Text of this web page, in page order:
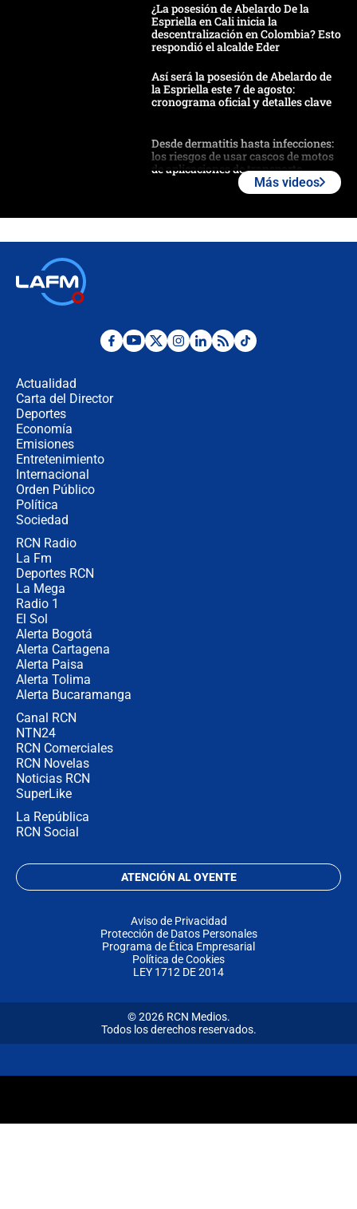
¿La posesión de Abelardo De la
Espriella en Cali inicia la
descentralización en Colombia? Esto
respondió el alcalde Eder
Así será la posesión de Abelardo de
la Espriella este 7 de agosto:
cronograma oficial y detalles clave
Desde dermatitis hasta infecciones:
los riesgos de usar cascos de motos
de aplicaciones de transporte
Posesión de Abelardo De La Espriella
Más videos
Actualidad
Carta del Director
Deportes
Economía
Emisiones
Entretenimiento
Internacional
Orden Público
Política
Sociedad
RCN Radio
La Fm
Deportes RCN
La Mega
Radio 1
El Sol
Alerta Bogotá
Alerta Cartagena
Alerta Paisa
Alerta Tolima
Alerta Bucaramanga
Canal RCN
NTN24
RCN Comerciales
RCN Novelas
Noticias RCN
SuperLike
La República
RCN Social
ATENCIÓN AL OYENTE
Aviso de Privacidad
Protección de Datos Personales
Programa de Ética Empresarial
Política de Cookies
LEY 1712 DE 2014
© 2026 RCN Medios.
Todos los derechos reservados.